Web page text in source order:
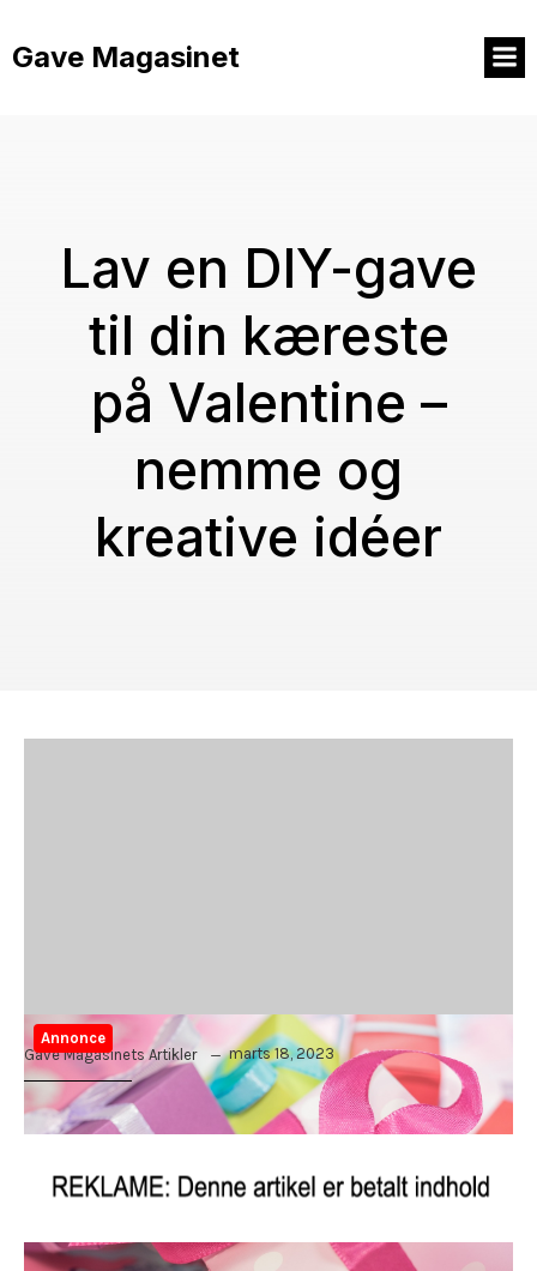
indhold
Gave Magasinet
Lav en DIY-gave
til din kæreste
på Valentine –
nemme og
kreative idéer
Annonce
Gave Magasinets Artikler
marts 18, 2023